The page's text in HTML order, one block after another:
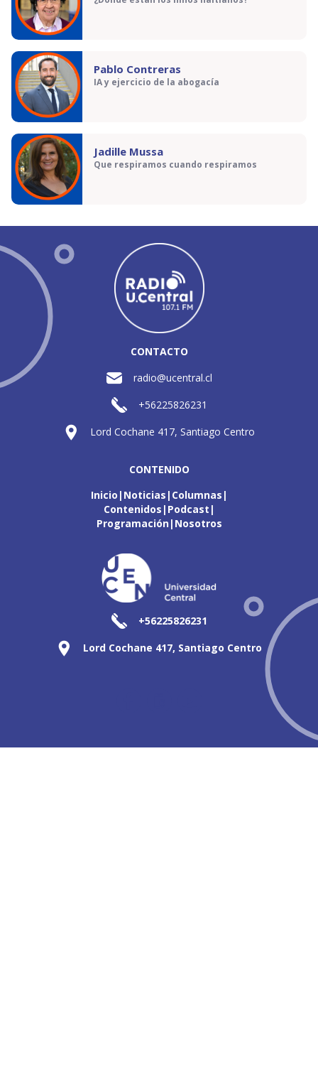
Pablo Contreras
IA y ejercicio de la abogacía
Jadille Mussa
Que respiramos cuando respiramos
CONTACTO
radio@ucentral.cl
+56225826231
Lord Cochane 417, Santiago Centro
CONTENIDO
Inicio Noticias Columnas
Contenidos Podcast
Programación Nosotros
+56225826231
Lord Cochane 417, Santiago Centro